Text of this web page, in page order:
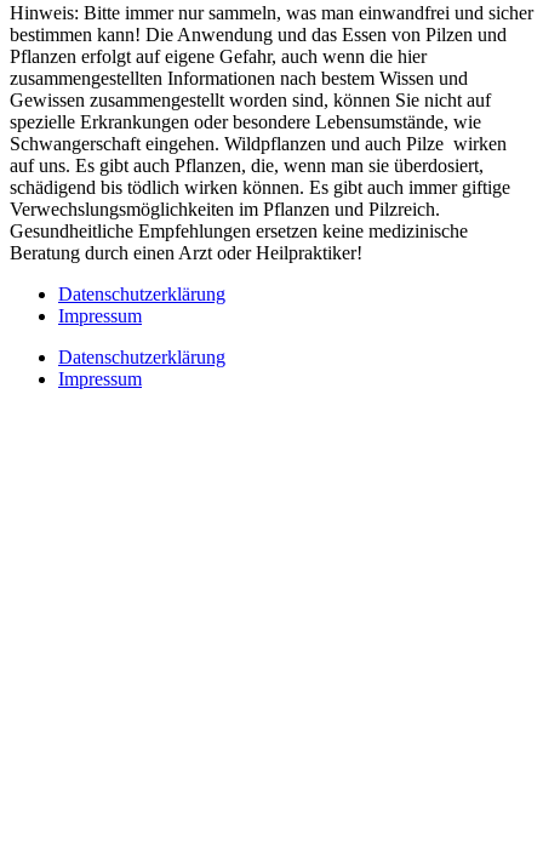
Hinweis: Bitte immer nur sammeln, was man einwandfrei und sicher
bestimmen kann! Die Anwendung und das Essen von Pilzen und
Pflanzen erfolgt auf eigene Gefahr, auch wenn die hier
zusammengestellten Informationen nach bestem Wissen und
Gewissen zusammengestellt worden sind, können Sie nicht auf
spezielle Erkrankungen oder besondere Lebensumstände, wie
Schwangerschaft eingehen. Wildpflanzen und auch Pilze wirken
auf uns. Es gibt auch Pflanzen, die, wenn man sie überdosiert,
schädigend bis tödlich wirken können. Es gibt auch immer giftige
Verwechslungsmöglichkeiten im Pflanzen und Pilzreich.
Gesundheitliche Empfehlungen ersetzen keine medizinische
Beratung durch einen Arzt oder Heilpraktiker!
Datenschutzerklärung
Impressum
Datenschutzerklärung
Impressum